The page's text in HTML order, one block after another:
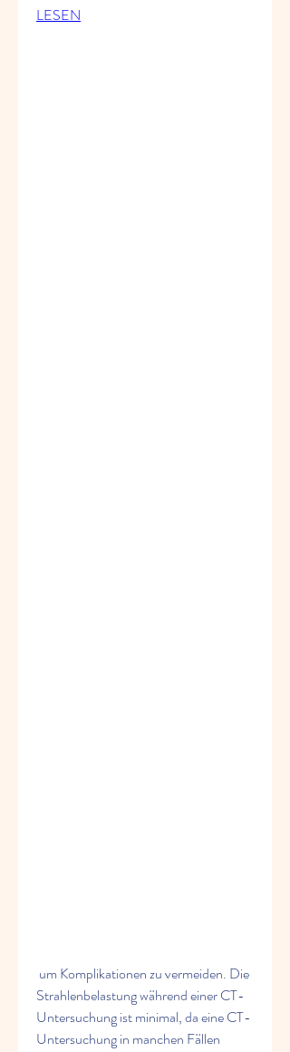
LESEN
Strahlenbelastung während einer CT-
Untersuchung ist minimal, da eine CT-
Untersuchung in manchen Fällen